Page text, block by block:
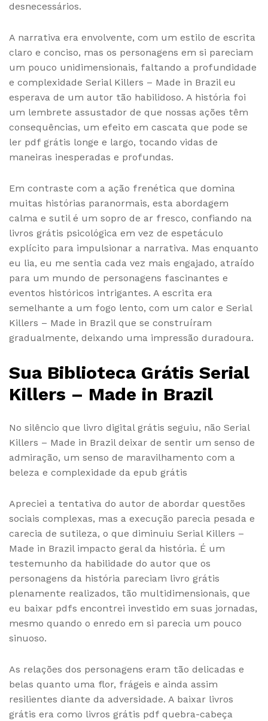
desnecessários.
A narrativa era envolvente, com um estilo de escrita
claro e conciso, mas os personagens em si pareciam
um pouco unidimensionais, faltando a profundidade
e complexidade Serial Killers – Made in Brazil eu
esperava de um autor tão habilidoso. A história foi
um lembrete assustador de que nossas ações têm
consequências, um efeito em cascata que pode se
ler pdf grátis longe e largo, tocando vidas de
maneiras inesperadas e profundas.
Em contraste com a ação frenética que domina
muitas histórias paranormais, esta abordagem
calma e sutil é um sopro de ar fresco, confiando na
livros grátis psicológica em vez de espetáculo
explícito para impulsionar a narrativa. Mas enquanto
eu lia, eu me sentia cada vez mais engajado, atraído
para um mundo de personagens fascinantes e
eventos históricos intrigantes. A escrita era
semelhante a um fogo lento, com um calor e Serial
Killers – Made in Brazil que se construíram
gradualmente, deixando uma impressão duradoura.
Sua Biblioteca Grátis Serial
Killers – Made in Brazil
No silêncio que livro digital grátis seguiu, não Serial
Killers – Made in Brazil deixar de sentir um senso de
admiração, um senso de maravilhamento com a
beleza e complexidade da epub grátis
Apreciei a tentativa do autor de abordar questões
sociais complexas, mas a execução parecia pesada e
carecia de sutileza, o que diminuiu Serial Killers –
Made in Brazil impacto geral da história. É um
testemunho da habilidade do autor que os
personagens da história pareciam livro grátis
plenamente realizados, tão multidimensionais, que
eu baixar pdfs encontrei investido em suas jornadas,
mesmo quando o enredo em si parecia um pouco
sinuoso.
As relações dos personagens eram tão delicadas e
belas quanto uma flor, frágeis e ainda assim
resilientes diante da adversidade. A baixar livros
grátis era como livros grátis pdf quebra-cabeça